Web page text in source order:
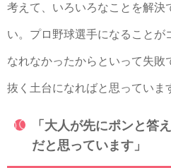
考えて、いろいろなことを解決
い。プロ野球選手になることが
なれなかったからといって失敗
抜く土台になればと思っていま
「大人が先にポンと答
だと思っています」